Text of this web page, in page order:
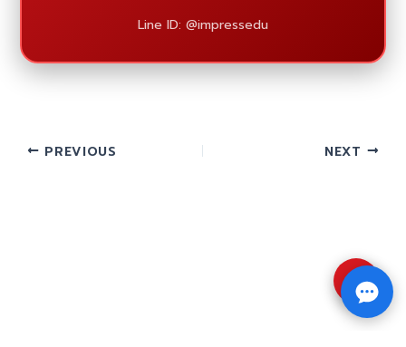
Line ID: @impressedu
PREVIOUS NEXT
⇧